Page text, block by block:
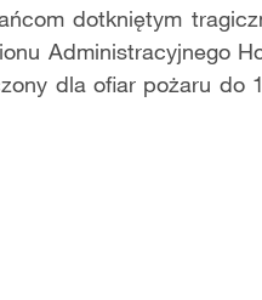
dotkniętym
Administracyjnego
dla ofiar pożaru do